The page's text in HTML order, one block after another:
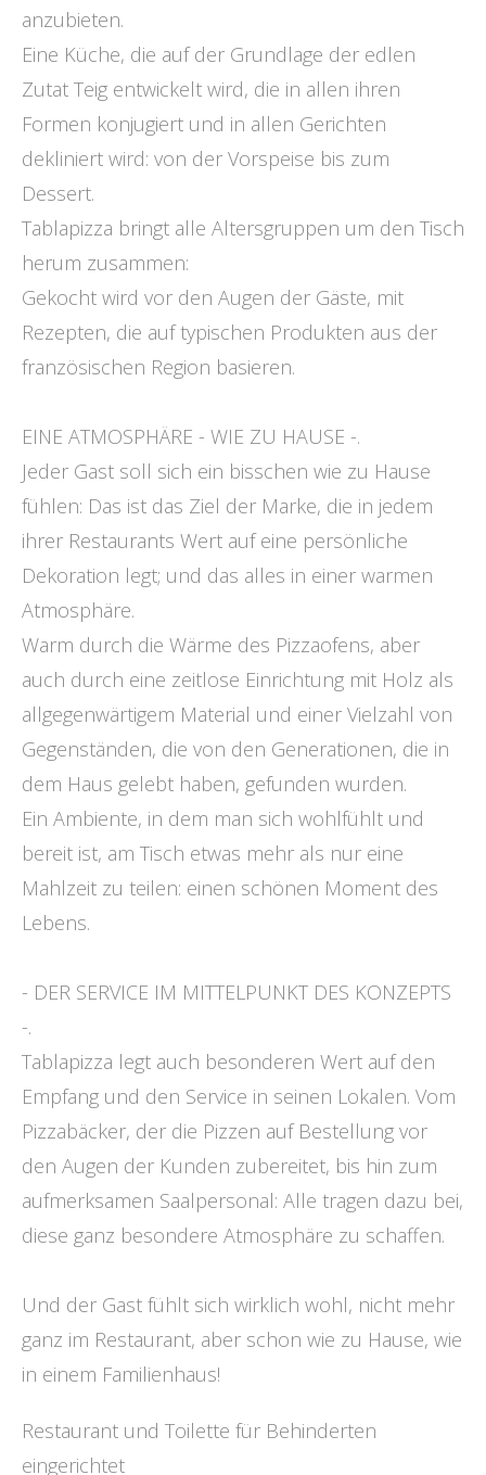
anzubieten.
Eine Küche, die auf der Grundlage der edlen
Zutat Teig entwickelt wird, die in allen ihren
Formen konjugiert und in allen Gerichten
dekliniert wird: von der Vorspeise bis zum
Dessert.
Tablapizza bringt alle Altersgruppen um den Tisch
herum zusammen:
Gekocht wird vor den Augen der Gäste, mit
Rezepten, die auf typischen Produkten aus der
französischen Region basieren.
EINE ATMOSPHÄRE - WIE ZU HAUSE -.
Jeder Gast soll sich ein bisschen wie zu Hause
fühlen: Das ist das Ziel der Marke, die in jedem
ihrer Restaurants Wert auf eine persönliche
Dekoration legt; und das alles in einer warmen
Atmosphäre.
Warm durch die Wärme des Pizzaofens, aber
auch durch eine zeitlose Einrichtung mit Holz als
allgegenwärtigem Material und einer Vielzahl von
Gegenständen, die von den Generationen, die in
dem Haus gelebt haben, gefunden wurden.
Ein Ambiente, in dem man sich wohlfühlt und
bereit ist, am Tisch etwas mehr als nur eine
Mahlzeit zu teilen: einen schönen Moment des
Lebens.
- DER SERVICE IM MITTELPUNKT DES KONZEPTS
-.
Tablapizza legt auch besonderen Wert auf den
Empfang und den Service in seinen Lokalen. Vom
Pizzabäcker, der die Pizzen auf Bestellung vor
den Augen der Kunden zubereitet, bis hin zum
aufmerksamen Saalpersonal: Alle tragen dazu bei,
diese ganz besondere Atmosphäre zu schaffen.
Und der Gast fühlt sich wirklich wohl, nicht mehr
ganz im Restaurant, aber schon wie zu Hause, wie
in einem Familienhaus!
Restaurant und Toilette für Behinderten
eingerichtet